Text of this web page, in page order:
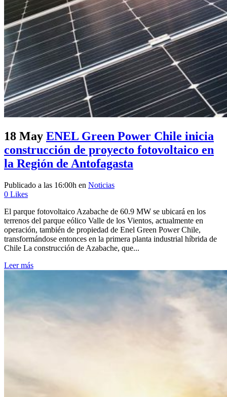
18 May ENEL Green Power Chile inicia
construcción de proyecto fotovoltaico en
la Región de Antofagasta
Publicado a las 16:00h en Noticias
0 Likes
El parque fotovoltaico Azabache de 60.9 MW se ubicará en los
terrenos del parque eólico Valle de los Vientos, actualmente en
operación, también de propiedad de Enel Green Power Chile,
transformándose entonces en la primera planta industrial híbrida de
Chile La construcción de Azabache, que...
Leer más